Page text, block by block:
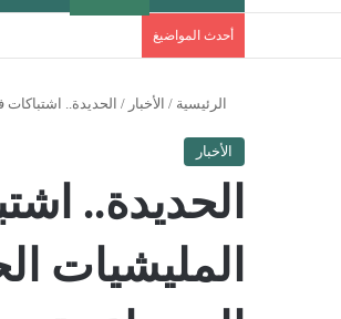
أحدث المواضيغ
الرئيسية / الأخبار / الحديدة.. اشتباكات في 4 قطاعات تكبد المليشيات الحوثية خسائر فادحة جراء
الأخبار
المليشيات